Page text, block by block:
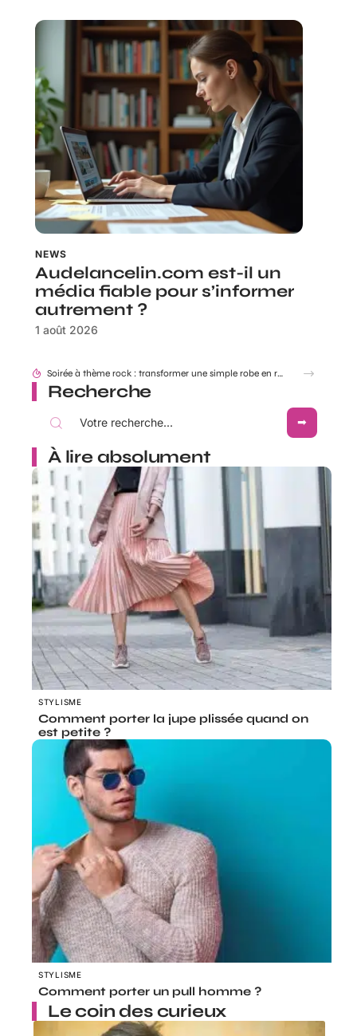
NEWS
Audelancelin.com est-il un
média fiable pour s’informer
autrement ?
1 août 2026
Soirée à thème rock : transformer une simple robe en robe Rock and Roll
Recherche
À lire absolument
STYLISME
Comment porter la jupe plissée quand on
est petite ?
STYLISME
Comment porter un pull homme ?
Le coin des curieux